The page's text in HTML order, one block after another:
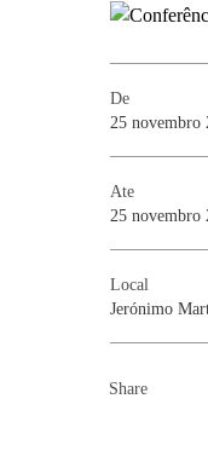
De
25 novembro
Ate
25 novembro
Local
Jerónimo
Share